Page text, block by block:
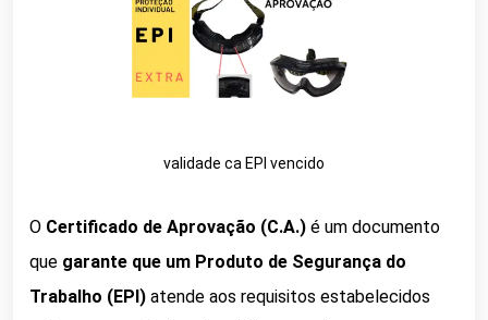
validade ca EPI vencido
O Certificado de Aprovação (C.A.) é um documento
que garante que um Produto de Segurança do
Trabalho (EPI) atende aos requisitos estabelecidos